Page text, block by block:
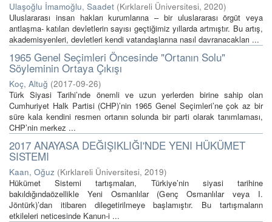
Ulaşoğlu İmamoğlu, Saadet (Kırklareli Üniversitesi, 2020)
Uluslararası insan hakları kurumlarına – bir uluslararası örgüt veya
antlaşma- katılan devletlerin sayısı geçtiğimiz yıllarda artmıştır. Bu artış,
akademisyenleri, devletleri kendi vatandaşlarına nasıl davranacakları ...
1965 Genel Seçimleri Öncesinde "Ortanın Solu"
Söyleminin Ortaya Çıkışı
Koç, Altuğ (2017-09-26)
Türk Siyasi Tarihi’nde önemli ve uzun yerlerden birine sahip olan
Cumhuriyet Halk Partisi (CHP)’nin 1965 Genel Seçimleri’ne çok az bir
süre kala kendini resmen ortanın solunda bir parti olarak tanımlaması,
CHP’nin merkez ...
2017 ANAYASA DEĞIŞIKLIĞI'NDE YENI HÜKÜMET
SISTEMI
Kaan, Oğuz (Kırklareli Üniversitesi, 2019)
Hükümet Sistemi tartışmaları, Türkiye’nin siyasi tarihine
bakıldığındaözellikle Yeni Osmanlılar (Genç Osmanlılar veya I.
Jöntürk)’dan itibaren dilegetirilmeye başlamıştır. Bu tartışmaların
etkileleri neticesinde Kanun-i ...